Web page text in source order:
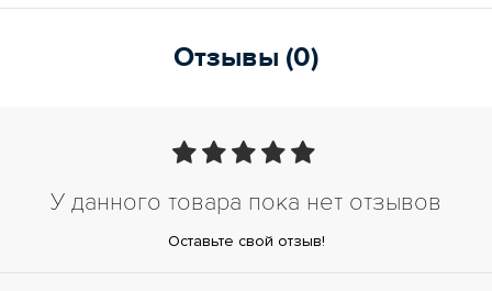
Отзывы (0)
У данного товара пока нет отзывов
Оставьте свой отзыв!